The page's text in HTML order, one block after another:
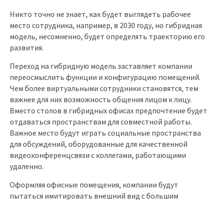
Никто точно не знает, как будет выглядеть рабочее
место сотрудника, например, в 2030 году, но гибридная
модель, несомненно, будет определять траекторию его
развития.
Переход на гибридную модель заставляет компании
переосмыслить функции и конфигурацию помещений.
Чем более виртуальными сотрудники становятся, тем
важнее для них возможность общения лицом к лицу.
Вместо столов в гибридных офисах предпочтение будет
отдаваться пространствам для совместной работы.
Важное место будут играть социальные пространства
для обсуждений, оборудованные для качественной
видеоконференцсвязи с коллегами, работающими
удаленно.
Оформляя офисные помещения, компании будут
пытаться имитировать внешний вид с большим